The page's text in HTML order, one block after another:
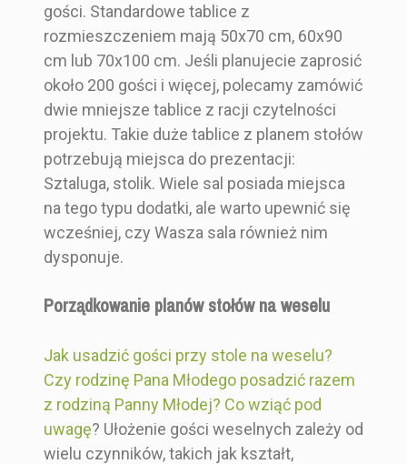
gości. Standardowe tablice z
rozmieszczeniem mają 50x70 cm, 60x90
cm lub 70x100 cm. Jeśli planujecie zaprosić
około 200 gości i więcej, polecamy zamówić
dwie mniejsze tablice z racji czytelności
projektu. Takie duże tablice z planem stołów
potrzebują miejsca do prezentacji:
Sztaluga, stolik. Wiele sal posiada miejsca
na tego typu dodatki, ale warto upewnić się
wcześniej, czy Wasza sala również nim
dysponuje.
Porządkowanie planów stołów na weselu
Jak usadzić gości przy stole na weselu?
Czy rodzinę Pana Młodego posadzić razem
z rodziną Panny Młodej? Co wziąć pod
uwagę? Ułożenie gości weselnych zależy od
wielu czynników, takich jak kształt,